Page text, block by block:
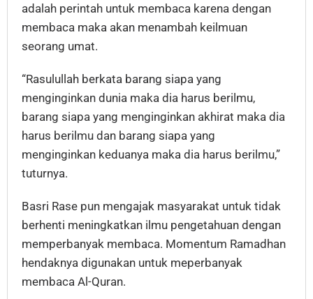
adalah perintah untuk membaca karena dengan
membaca maka akan menambah keilmuan
seorang umat.
“Rasulullah berkata barang siapa yang
menginginkan dunia maka dia harus berilmu,
barang siapa yang menginginkan akhirat maka dia
harus berilmu dan barang siapa yang
menginginkan keduanya maka dia harus berilmu,”
tuturnya.
Basri Rase pun mengajak masyarakat untuk tidak
berhenti meningkatkan ilmu pengetahuan dengan
memperbanyak membaca. Momentum Ramadhan
hendaknya digunakan untuk meperbanyak
membaca Al-Quran.